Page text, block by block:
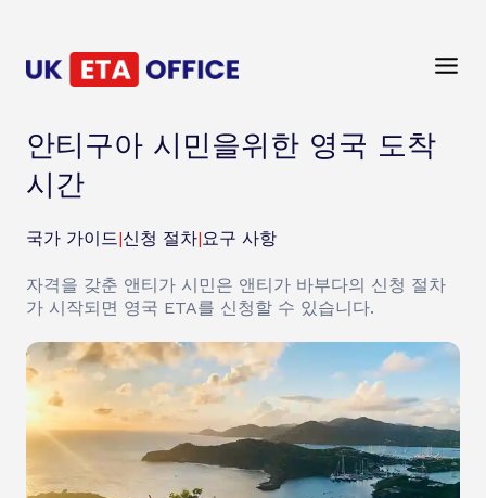
안티구아 시민을위한 영국 도착
시간
국가 가이드|신청 절차|요구 사항
자격을 갖춘 앤티가 시민은 앤티가 바부다의 신청 절차
가 시작되면 영국 ETA를 신청할 수 있습니다.